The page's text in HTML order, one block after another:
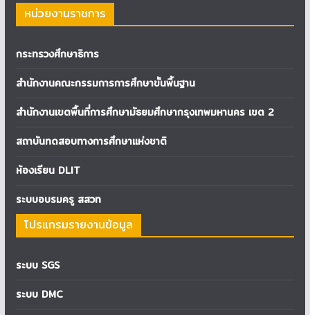
หน่วยงานราชการ
กระทรวงศึกษาธิการ
สำนักงานคณะกรรมการการศึกษาขั้นพื้นฐาน
สำนักงานเขตพื้นที่การศึกษามัธยมศึกษากรุงเทพมหานคร เขต 2
สถาบันทดสอบทางการศึกษาแห่งชาติ
ห้องเรียน DLIT
ระบบอบรมครู สสวท
โปรแกรมรายงานข้อมูล
ระบบ SGS
ระบบ DMC